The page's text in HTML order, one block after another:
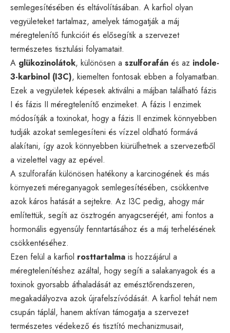
semlegesítésében és eltávolításában. A karfiol olyan
vegyületeket tartalmaz, amelyek támogatják a máj
méregtelenítő funkcióit és elősegítik a szervezet
természetes tisztulási folyamatait.
A glükozinolátok, különösen a szulforafán és az indole-
3-karbinol (I3C), kiemelten fontosak ebben a folyamatban.
Ezek a vegyületek képesek aktiválni a májban található fázis
I és fázis II méregtelenítő enzimeket. A fázis I enzimek
módosítják a toxinokat, hogy a fázis II enzimek könnyebben
tudják azokat semlegesíteni és vízzel oldható formává
alakítani, így azok könnyebben kiürülhetnek a szervezetből
a vizelettel vagy az epével.
A szulforafán különösen hatékony a karcinogének és más
környezeti méreganyagok semlegesítésében, csökkentve
azok káros hatását a sejtekre. Az I3C pedig, ahogy már
említettük, segíti az ösztrogén anyagcseréjét, ami fontos a
hormonális egyensúly fenntartásához és a máj terhelésének
csökkentéséhez.
Ezen felül a karfiol rosttartalma is hozzájárul a
méregtelenítéshez azáltal, hogy segíti a salakanyagok és a
toxinok gyorsabb áthaladását az emésztőrendszeren,
megakadályozva azok újrafelszívódását. A karfiol tehát nem
csupán táplál, hanem aktívan támogatja a szervezet
természetes védekező és tisztító mechanizmusait,